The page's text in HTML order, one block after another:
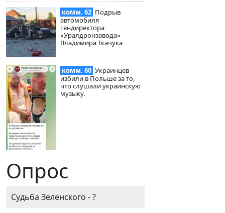
комм. 62 Подрыв
автомобиля
гендиректора
«Уралдронзавода»
Владимира Ткачука
комм. 60 Украинцев
избили в Польше за то,
что слушали украинскую
музыку.
Опрос
Судьба Зеленского - ?